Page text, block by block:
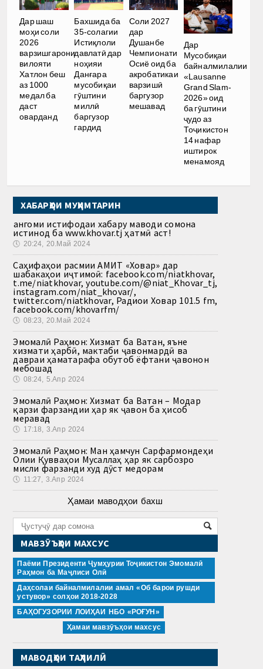
Дар шаш
моҳи соли
2026
варзишгарони
вилояти
Хатлон беш
аз 1000
медал ба
даст
оварданд
Бахшида ба
35-солагии
Истиқлоли
давлатӣ дар
ноҳияи
Данғара
мусобиқаи
гӯштини
миллӣ
баргузор
гардид
Соли 2027
дар
Душанбе
Чемпионати
Осиё оид ба
акробатикаи
варзишӣ
баргузор
мешавад
Дар
Мусобиқаи
байналмилалии
«Lausanne
Grand Slam-
2026» оид
ба гӯштини
ҷудо аз
Тоҷикистон
14 нафар
иштирок
менамояд
ХАБАРҲОИ МУҲИМТАРИН
Ҳангоми истифодаи хабару маводи сомона
истинод ба www.khovar.tj ҳатмӣ аст!
🕔 20:24, 20.Май 2024
Саҳифаҳои расмии АМИТ «Ховар» дар
шабакаҳои иҷтимоӣ: facebook.com/niatkhovar,
t.me/niatkhovar, youtube.com/@niat_Khovar_tj,
instagram.com/niat_khovar/,
twitter.com/niatkhovar, Радиои Ховар 101.5 fm,
facebook.com/khovarfm/
🕔 08:23, 20.Май 2024
Эмомалӣ Раҳмон: Хизмат ба Ватан, яъне
хизмати ҳарбӣ, мактаби ҷавонмардӣ ва
давраи ҳаматарафа обутоб ёфтани ҷавонон
мебошад
🕔 08:24, 5.Апр 2024
Эмомалӣ Раҳмон: Хизмат ба Ватан – Модар
қарзи фарзандии ҳар як ҷавон ба ҳисоб
меравад
🕔 17:18, 3.Апр 2024
Эмомалӣ Раҳмон: Ман ҳамчун Сарфармондеҳи
Олии Қувваҳои Мусаллаҳ ҳар як сарбозро
мисли фарзанди худ дӯст медорам
🕔 11:27, 3.Апр 2024
Ҳамаи маводҳои бахш
МАВЗӮЪҲОИ МАХСУС
Паёми Президенти Ҷумҳурии Тоҷикистон Эмомалӣ
Раҳмон ба Маҷлиси Олӣ
Даҳсолаи байналмилалии амал «Об барои рушди
устувор» солҳои 2018-2028
БАҲОГУЗОРИИ ЛОИҲАИ НБО «РОҒУН»
Ҳамаи мавзӯъҳои махсус
МАВОДҲОИ ТАҲЛИЛӢ